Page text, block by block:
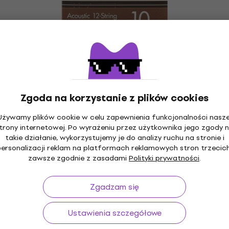
Zgoda na korzystanie z plików cookies
plików cookie w celu zapewnienia funkcjonalności
internetowej. Po wyrażeniu przez użytkownika jego zgody
takie działanie, wykorzystujemy je do analizy ruchu na stronie i
reklam na platformach reklamowych stron
zawsze zgodnie z zasadami Polityki prywatności.
Zgadzam się
Ustawienia szczegółowe
Yamaha SA10P-12 Struny do gitary
Struny do gitary akustycznej
50,6 zł
Yamaha SE08 Struny do gitary
elektrycznej
Struny do gitary elektrycznej
Na magazynie
HAPPY HOUR